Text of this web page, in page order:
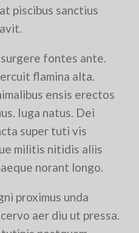
piscibus sanctius
fontes ante.
flamina alta.
ensis erectos
Iuga natus. Dei
super tuti vis
militis nitidis aliis
norant longo.
proximus unda
aer diu ut pressa.